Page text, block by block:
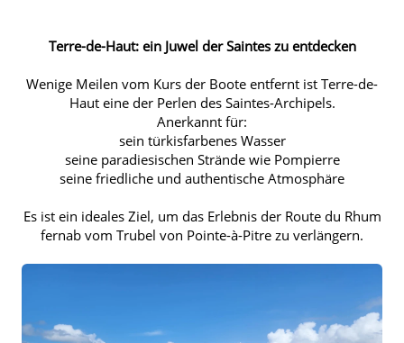
Terre-de-Haut: ein Juwel der Saintes zu entdecken
Wenige Meilen vom Kurs der Boote entfernt ist Terre-de-
Haut eine der Perlen des Saintes-Archipels.
Anerkannt für:
sein türkisfarbenes Wasser
seine paradiesischen Strände wie Pompierre
seine friedliche und authentische Atmosphäre
Es ist ein ideales Ziel, um das Erlebnis der Route du Rhum
fernab vom Trubel von Pointe-à-Pitre zu verlängern.